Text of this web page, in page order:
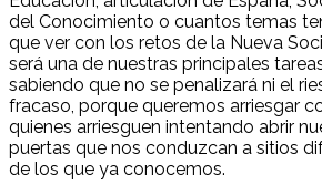
del Conocimiento o cuantos temas
que ver con los retos de la Nueva
será una de nuestras principales
sabiendo que no se penalizará ni el
fracaso, porque queremos arriesgar
quienes arriesguen intentando abrir
puertas que nos conduzcan a sitios
de los que ya conocemos.